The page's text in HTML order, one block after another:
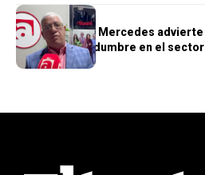
NACIONALES
Doctor Severo Mercedes advierte
genera incertidumbre en el sector